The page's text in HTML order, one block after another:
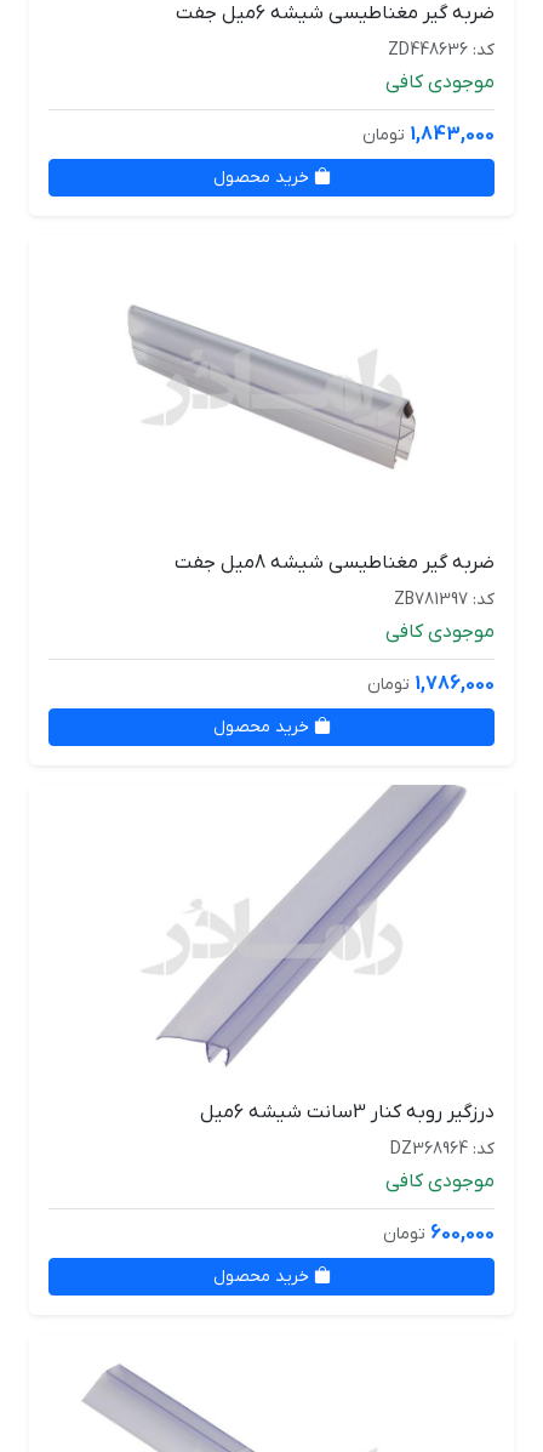
ضربه گیر مغناطیسی شیشه 6میل جفت
کد: ZD448636
موجودی کافی
1,843,000 تومان
خرید محصول
ضربه گیر مغناطیسی شیشه 8میل جفت
کد: ZB781397
موجودی کافی
1,786,000 تومان
خرید محصول
درزگیر روبه کنار 3سانت شیشه 6میل
کد: DZ368964
موجودی کافی
600,000 تومان
خرید محصول